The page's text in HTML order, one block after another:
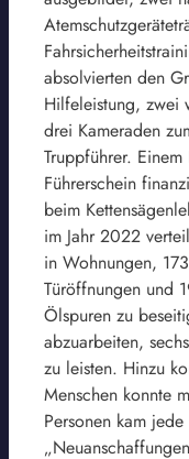
absolvierten den
Hilfeleistung, zwei
drei Kameraden
Truppführer.
Führerschein
beim
im Jahr 2022
in Wohnungen,
Türöffnungen und
Ölspuren zu
abzuarbeiten,
zu leisten. Hinzu
Menschen konnte
Personen kam